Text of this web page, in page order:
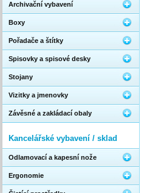
Archivační vybavení
Boxy
Pořadače a štítky
Spisovky a spisové desky
Stojany
Vizitky a jmenovky
Závěsné a zakládací obaly
Kancelářské vybavení / sklad
Odlamovací a kapesní nože
Ergonomie